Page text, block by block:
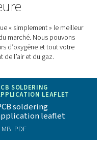
:
H₂ et une sortie N₂.
:le PPNG DX skid est
à un système
d’azote.
300 bars est disponible
à haute pression.
d’azote sur site élimine